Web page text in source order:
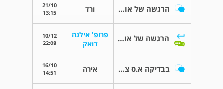
הרגשה של אוזניים סתומות ורד
21/10
13:15
הרגשה של אוזניים סתומות
פרופ' אילנה
דואק
10/12
22:08
בבדיקה א.ס צוואר כולל בלוטות לימפה אירה
16/10
14:51